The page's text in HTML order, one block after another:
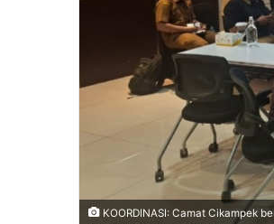
KOORDINASI: Camat Cikampek